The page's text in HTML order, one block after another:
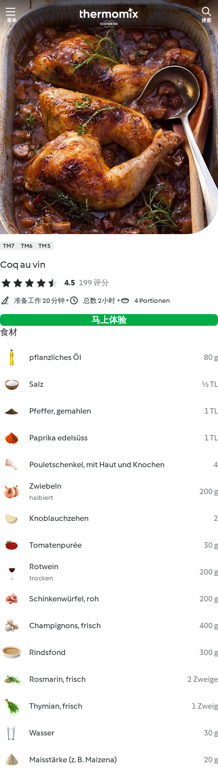
跳
至
内
容
菜单 搜索
TM7 TM6 TM5
Coq au vin
4.5 199 评分
准备工作 20 分钟 总数 2小时 4 Portionen
马上体验
食材
pflanzliches Öl 80 g
Salz ½ TL
Pfeffer, gemahlen 1 TL
Paprika edelsüss 1 TL
Pouletschenkel, mit Haut und Knochen 4
Zwiebeln
halbiert
200 g
Knoblauchzehen 2
Tomatenpurée 30 g
Rotwein
trocken
200 g
Schinkenwürfel, roh 200 g
Champignons, frisch 400 g
Rindsfond 300 g
Rosmarin, frisch 2 Zweige
Thymian, frisch 1 Zweig
Wasser 30 g
Maisstärke (z. B. Maizena) 20 g